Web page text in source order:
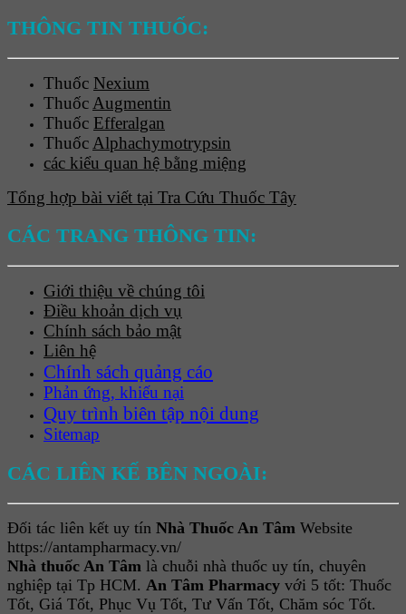
THÔNG TIN THUỐC:
Thuốc Nexium
Thuốc Augmentin
Thuốc Efferalgan
Thuốc Alphachymotrypsin
các kiểu quan hệ bằng miệng
Tổng hợp bài viết tại Tra Cứu Thuốc Tây
CÁC TRANG THÔNG TIN:
Giới thiệu về chúng tôi
Điều khoản dịch vụ
Chính sách bảo mật
Liên hệ
Chính sách quảng cáo
Phản ứng, khiếu nại
Quy trình biên tập nội dung
Sitemap
CÁC LIÊN KẾ BÊN NGOÀI:
Đối tác liên kết uy tín Nhà Thuốc An Tâm Website
https://antampharmacy.vn/
Nhà thuốc An Tâm là chuỗi nhà thuốc uy tín, chuyên
nghiệp tại Tp HCM. An Tâm Pharmacy với 5 tốt: Thuốc
Tốt, Giá Tốt, Phục Vụ Tốt, Tư Vấn Tốt, Chăm sóc Tốt.